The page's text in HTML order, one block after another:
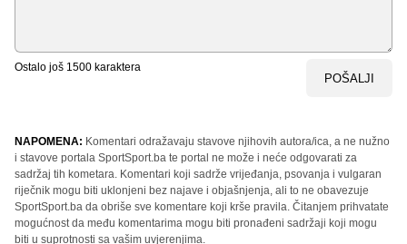
Ostalo još 1500 karaktera
POŠALJI
NAPOMENA: Komentari odražavaju stavove njihovih autora/ica, a ne nužno
i stavove portala SportSport.ba te portal ne može i neće odgovarati za
sadržaj tih kometara. Komentari koji sadrže vrijeđanja, psovanja i vulgaran
riječnik mogu biti uklonjeni bez najave i objašnjenja, ali to ne obavezuje
SportSport.ba da obriše sve komentare koji krše pravila. Čitanjem prihvatate
mogućnost da među komentarima mogu biti pronađeni sadržaji koji mogu
biti u suprotnosti sa vašim uvjerenjima.